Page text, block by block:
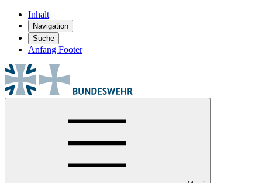
Inhalt
Navigation
Suche
Anfang Footer